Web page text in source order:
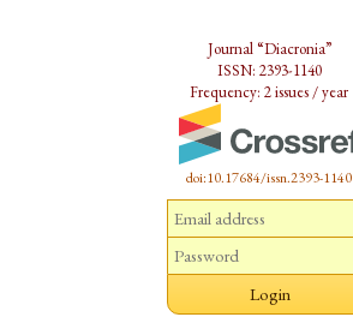
Journal “Diacronia”
ISSN: 2393-1140
Frequency: 2 issues / year
doi:10.17684/issn.2393-1140